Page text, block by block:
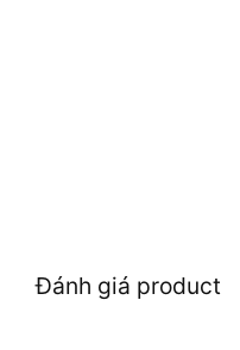
Đánh giá product